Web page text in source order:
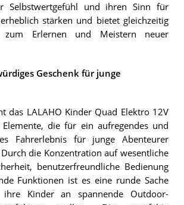
Selbstwertgefühl und ihren Sinn für
stärken und bietet gleichzeitig
zum Erlernen und Meistern neuer
Geschenk für junge
das LALAHO Kinder Quad Elektro 12V
Elemente, die für ein aufregendes und
Fahrerlebnis für junge Abenteurer
die Konzentration auf wesentliche
benutzerfreundliche Bedienung
Funktionen ist es eine runde Sache
Kinder an spannende Outdoor-